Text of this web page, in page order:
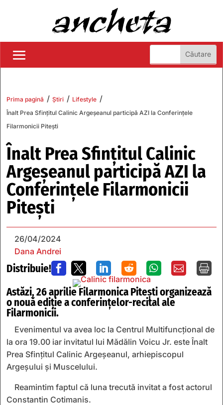
Prima pagină / Știri / Lifestyle /
Înalt Prea Sfințitul Calinic Argeșeanul participă AZI la Conferințele
Filarmonicii Pitești
Înalt Prea Sfințitul Calinic
Argeșeanul participă AZI la
Conferințele Filarmonicii
Pitești
26/04/2024
Dana Andrei
Distribuie!       
Astăzi, 26 aprilie Filarmonica Pitești organizează
o nouă ediție a conferințelor-recital ale
Filarmonicii.
Evenimentul va avea loc la Centrul Multifuncțional de
la ora 19.00 iar invitatul lui Mădălin Voicu Jr. este Înalt
Prea Sfințitul Calinic Argeșeanul, arhiepiscopul
Argeșului și Muscelului.
Reamintim faptul că luna trecută invitat a fost actorul
Constantin Cotimanis.